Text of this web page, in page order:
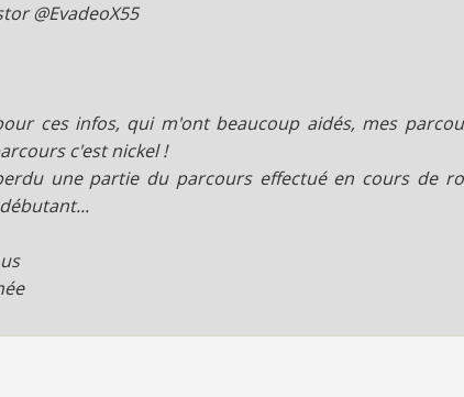
@EvadeoX55
ces infos, qui m'ont beaucoup aidés, mes
c'est nickel !
une partie du parcours effectué en cours de